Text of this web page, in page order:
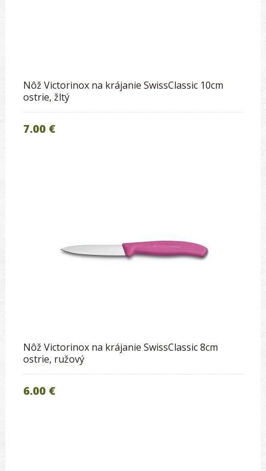
Nôž Victorinox na krájanie SwissClassic 10cm
ostrie, žltý
7.00 €
Nôž Victorinox na krájanie SwissClassic 8cm
ostrie, ružový
6.00 €